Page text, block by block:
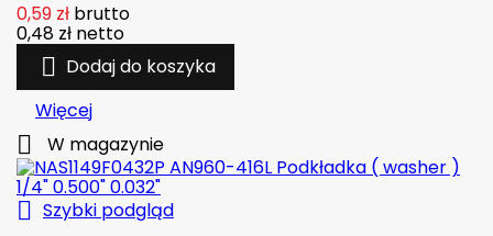
0,59 zł brutto
0,48 zł netto
 Dodaj do koszyka
Więcej
 W magazynie
 Szybki podgląd